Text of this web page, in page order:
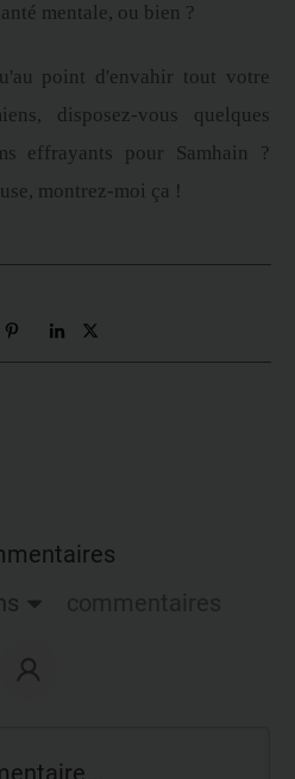
mentale, ou bien ?
point d'envahir tout votre
disposez-vous quelques
effrayants pour Samhain ?
montrez-moi ça !